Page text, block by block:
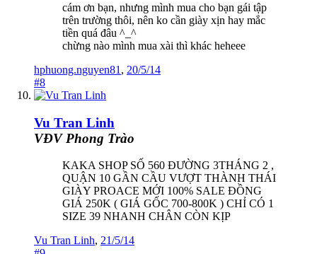
cám ơn bạn, nhưng mình mua cho bạn gái tập
trên trường thôi, nên ko cần giày xịn hay mắc
tiền quá đâu ^_^
chừng nào mình mua xài thì khác heheee
hphuong.nguyen81 , 20/5/14
#8
Vu Tran Linh
VĐV Phong Trào
KAKA SHOP SỐ 560 ĐƯỜNG 3THÁNG 2 ,
QUẬN 10 GẦN CẦU VƯỢT THÀNH THÁI
GIÀY PROACE MỚI 100% SALE ĐỒNG
GIÁ 250K ( GIÁ GỐC 700-800K ) CHỈ CÓ 1
SIZE 39 NHANH CHÂN CÒN KỊP
Vu Tran Linh, 21/5/14